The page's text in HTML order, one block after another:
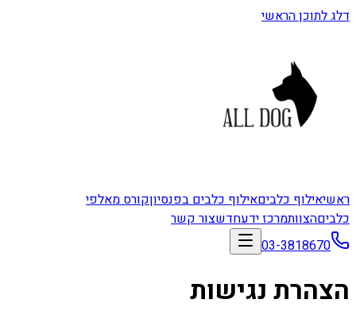
דלג לתוכן הראשי
ראשיאילוף כלביםאילוף כלבים בפנסיוןקורס מאלפי
כלביםהצוותמרכז ידעחדשצור קשר
03-3818670
הצהרת נגישות